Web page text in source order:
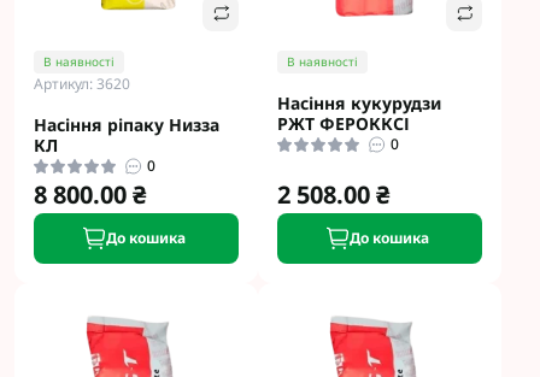
В наявності
Артикул: 3620
Насіння ріпаку Низза
КЛ
0
8 800.00 ₴
До кошика
В наявності
Насіння кукурудзи
РЖТ ФЕРОККСІ
0
2 508.00 ₴
До кошика